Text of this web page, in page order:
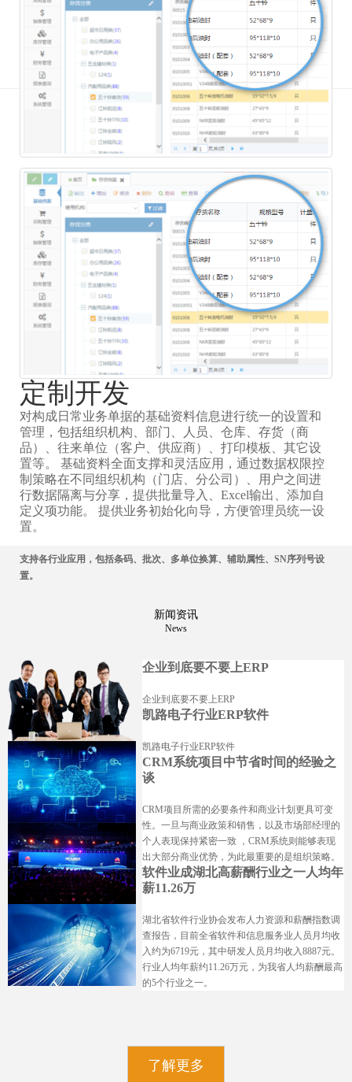
定制开发
对构成日常业务单据的基础资料信息进行统一的设置和
管理，包括组织机构、部门、人员、仓库、存货（商
品）、往来单位（客户、供应商）、打印模板、其它设
置等。 基础资料全面支撑和灵活应用，通过数据权限控
制策略在不同组织机构（门店、分公司）、用户之间进
行数据隔离与分享，提供批量导入、Excel输出、添加自
定义项功能。 提供业务初始化向导，方便管理员统一设
置。
支持各行业应用，包括条码、批次、多单位换算、辅助属性、SN序列号设
置。
新闻资讯
News
企业到底要不要上ERP
企业到底要不要上ERP
凯路电子行业ERP软件
凯路电子行业ERP软件
CRM系统项目中节省时间的经验之
谈
CRM项目所需的必要条件和商业计划更具可变
性。一旦与商业政策和销售，以及市场部经理的
个人表现保持紧密一致 ，CRM系统则能够表现
出大部分商业优势，为此最重要的是组织策略。
软件业成湖北高薪酬行业之一人均年
薪11.26万
湖北省软件行业协会发布人力资源和薪酬指数调
查报告，目前全省软件和信息服务业人员月均收
入约为6719元，其中研发人员月均收入8887元。
行业人均年薪约11.26万元，为我省人均薪酬最高
的5个行业之一。
了解更多